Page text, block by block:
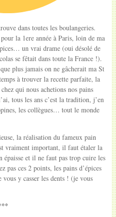
dans toutes les boulangeries.
la 1ere année à Paris, loin de ma
un vrai drame (oui désolé de
se fêtait dans toute la France !).
plus jamais on ne gâcherait ma St
à trouver la recette parfaite, la
qui nous achetions nos pains
tous les ans c’est la tradition, j’en
les collègues… tout le monde
la réalisation du fameux pain
vraiment important, il faut étaler la
épaisse et il ne faut pas trop cuire les
pas ces 2 points, les pains d’épices
y casser les dents ! (je vous